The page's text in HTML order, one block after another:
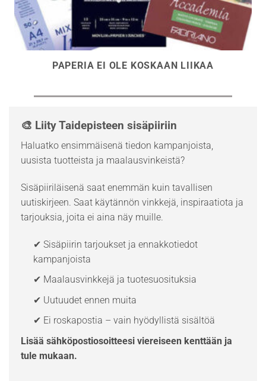
PAPERIA EI OLE KOSKAAN LIIKAA
🎨 Liity Taidepisteen sisäpiiriin
Haluatko ensimmäisenä tiedon kampanjoista,
uusista tuotteista ja maalausvinkeistä?
Sisäpiiriläisenä saat enemmän kuin tavallisen
uutiskirjeen. Saat käytännön vinkkejä, inspiraatiota ja
tarjouksia, joita ei aina näy muille.
✔ Sisäpiirin tarjoukset ja ennakkotiedot
kampanjoista
✔ Maalausvinkkejä ja tuotesuosituksia
✔ Uutuudet ennen muita
✔ Ei roskapostia – vain hyödyllistä sisältöä
Lisää sähköpostiosoitteesi viereiseen kenttään ja
tule mukaan.